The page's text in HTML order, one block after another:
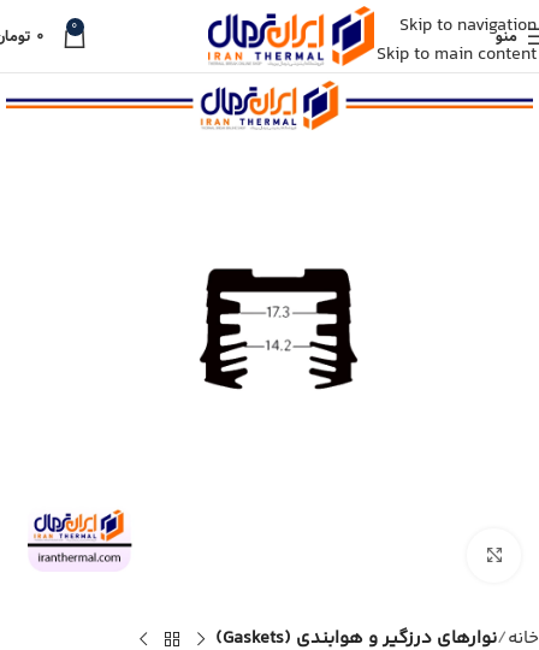
Skip to navigation
Skip to main content
منو 0 ۰
خانه نوارهای درزگیر و هوابندی (Gaskets)